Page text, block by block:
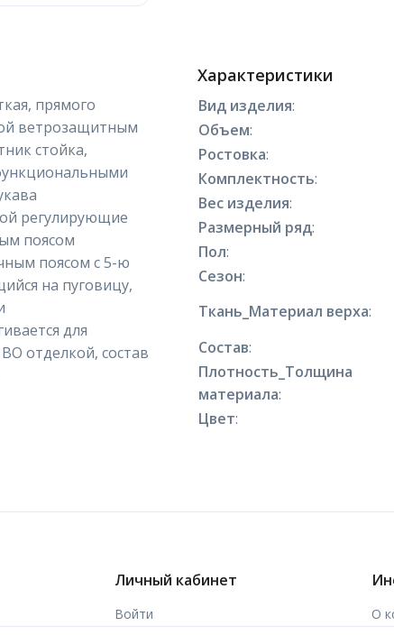
прямого
ветрозащитным
стойка,
регулирующие
поясом
поясом с 5-ю
на пуговицу,
для
отделкой, состав
Характеристики
Вид изделия:
Объем:
Ростовка:
Комплектность:
Вес изделия:
Размерный ряд:
Пол:
Сезон:
Ткань_Материал верха:
Состав:
Плотность_Толщина
материала:
Цвет:
Личный кабинет
Войти О